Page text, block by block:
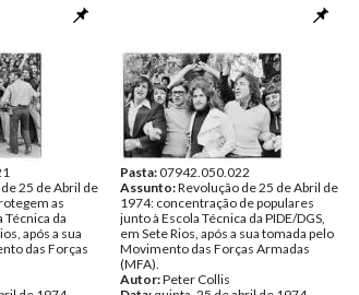
25 de Abril de
as
Técnica da
após a sua
das Forças
Pasta:07942.050.022
Assunto:Revolução de 25 de Abril de
1974: concentração de populares
junto à Escola Técnica da PIDE/DGS,
em Sete Rios, após a sua tomada pelo
Movimento das Forças Armadas
(MFA).
Autor:Peter Collis